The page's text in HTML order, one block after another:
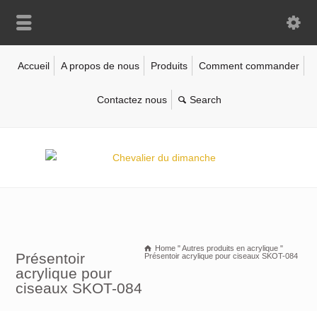
Accueil A propos de nous Produits Comment commander
Contactez nous
Présentoir
acrylique pour
ciseaux SKOT-084
Home "Autres produits en acrylique "
Présentoir acrylique pour ciseaux SKOT-084